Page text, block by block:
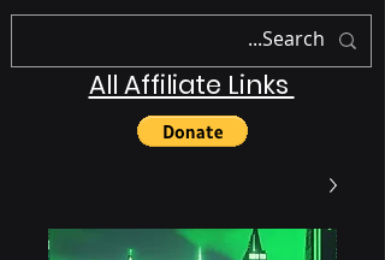
All Affiliate Links